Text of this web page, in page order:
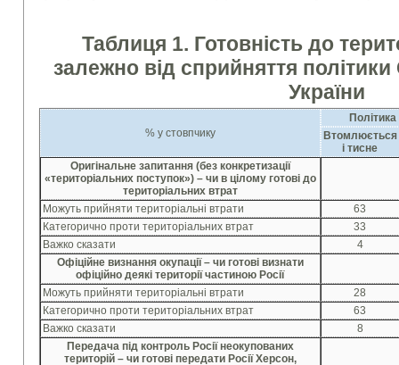
Таблиця 1. Готовність до
залежно від сприйняття
України
% у стовпчику
Втомлюється
і тисне
Оригінальне запитання (без конкретизації
«територіальних поступок») – чи в цілому готові до
територіальних втрат
Можуть прийняти територіальні втрати
63
Категорично проти територіальних втрат
33
Важко сказати
4
Офіційне визнання окупації – чи готові визнати
офіційно деякі території частиною Росії
Можуть прийняти територіальні втрати
28
Категорично проти територіальних втрат
63
Важко сказати
8
Передача під контроль Росії неокупованих
територій – чи готові передати Росії Херсон,